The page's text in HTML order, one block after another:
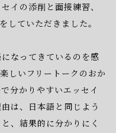
イの添削と面接練習、
していただきました。
なってきているのを感
しいフリートークのおか
分かりやすいエッセイ
は、日本語と同じよう
、結果的に分かりにく